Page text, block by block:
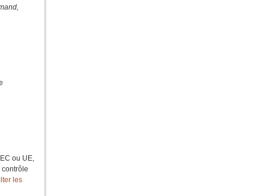
,
ou UE,
les